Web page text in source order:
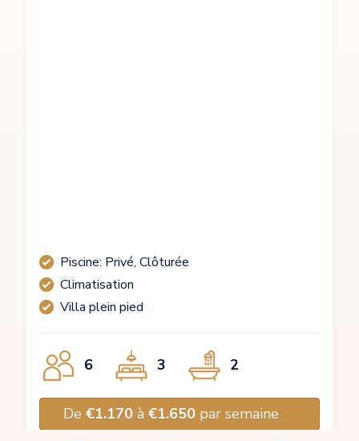
Piscine: Privé, Clôturée
Climatisation
Villa plein pied
6 3 2
De €1.170 à €1.650 par semaine